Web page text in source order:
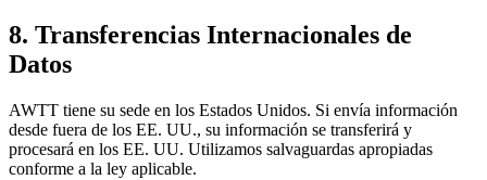
8. Transferencias Internacionales de
Datos
AWTT tiene su sede en los Estados Unidos. Si envía información
desde fuera de los EE. UU., su información se transferirá y
procesará en los EE. UU. Utilizamos salvaguardas apropiadas
conforme a la ley aplicable.